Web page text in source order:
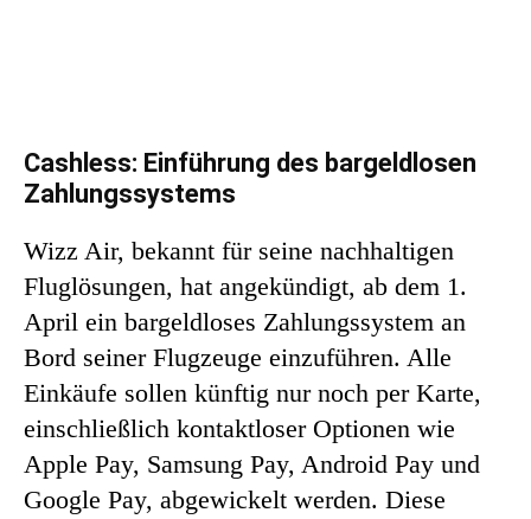
Cashless: Einführung des bargeldlosen
Zahlungssystems
Wizz Air, bekannt für seine nachhaltigen
Fluglösungen, hat angekündigt, ab dem 1.
April ein bargeldloses Zahlungssystem an
Bord seiner Flugzeuge einzuführen. Alle
Einkäufe sollen künftig nur noch per Karte,
einschließlich kontaktloser Optionen wie
Apple Pay, Samsung Pay, Android Pay und
Google Pay, abgewickelt werden. Diese